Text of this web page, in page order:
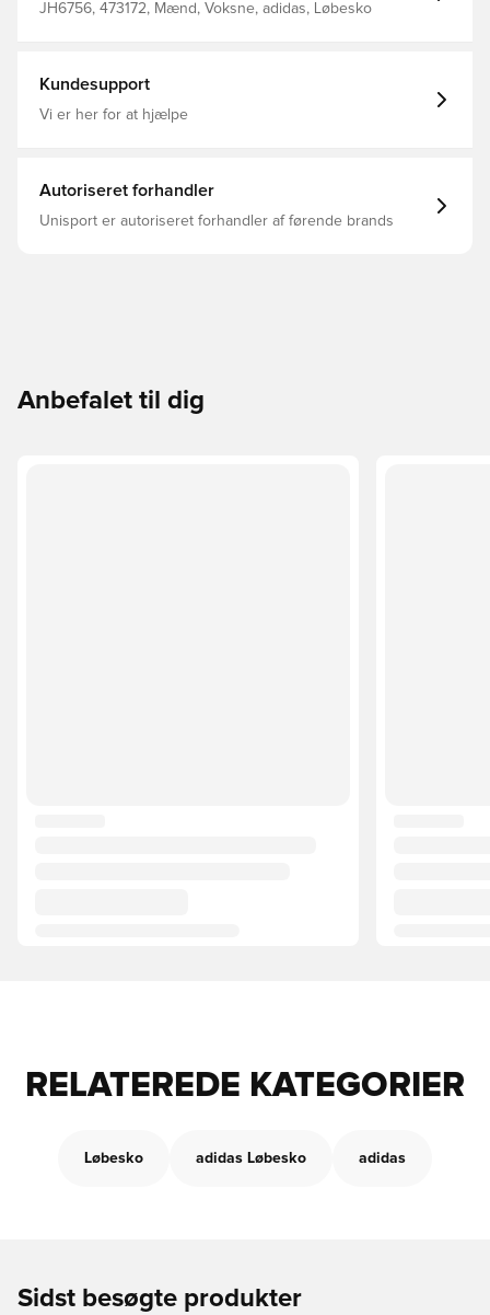
JH6756, 473172, Mænd, Voksne, adidas, Løbesko
Kundesupport
Vi er her for at hjælpe
Autoriseret forhandler
Unisport er autoriseret forhandler af førende brands
Anbefalet til dig
RELATEREDE KATEGORIER
Løbesko adidas Løbesko adidas
Sidst besøgte produkter